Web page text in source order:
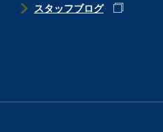
スタッフブログ